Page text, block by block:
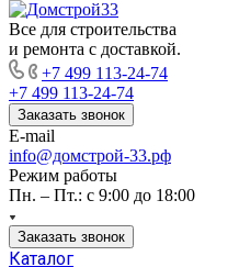
Все для строительства
и ремонта с доставкой.
+7 499 113-24-74
+7 499 113-24-74
Заказать звонок
E-mail
info@домстрой-33.рф
Режим работы
Пн. – Пт.: с 9:00 до 18:00
Заказать звонок
Каталог